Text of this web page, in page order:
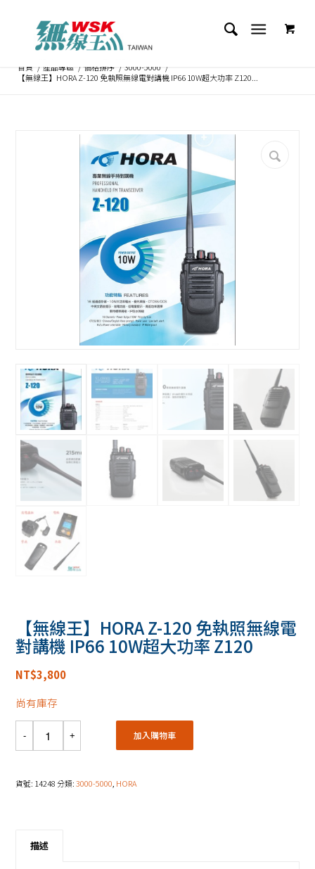
首頁 / 產品專區 / 價格排序 / 3000-5000 /
【無線王】HORA Z-120 免執照無線電對講機 IP66 10W超大功率 Z120...
【無線王】HORA Z-120 免執照無線電
對講機 IP66 10W超大功率 Z120
NT$3,800
尚有庫存
加入購物車
貨號: 14248 分類:3000-5000, HORA
描述